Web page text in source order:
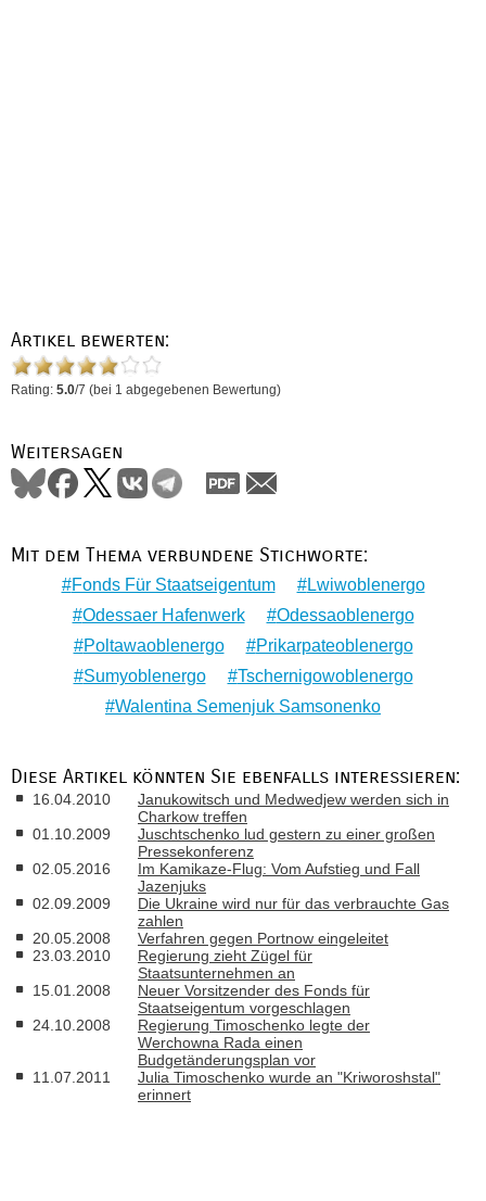
Artikel bewerten:
Rating: 5.0/7 (bei 1 abgegebenen Bewertung)
Weitersagen
Mit dem Thema verbundene Stichworte:
Fonds Für Staatseigentum
Lwiwoblenergo
Odessaer Hafenwerk
Odessaoblenergo
Poltawaoblenergo
Prikarpateoblenergo
Sumyoblenergo
Tschernigowoblenergo
Walentina Semenjuk Samsonenko
Diese Artikel könnten Sie ebenfalls interessieren:
16.04.2010
Janukowitsch und Medwedjew werden sich in
Charkow treffen
01.10.2009
Juschtschenko lud gestern zu einer großen
Pressekonferenz
02.05.2016
Im Kamikaze-Flug: Vom Aufstieg und Fall
Jazenjuks
02.09.2009
Die Ukraine wird nur für das verbrauchte Gas
zahlen
20.05.2008
Verfahren gegen Portnow eingeleitet
23.03.2010
Regierung zieht Zügel für
Staatsunternehmen an
15.01.2008
Neuer Vorsitzender des Fonds für
Staatseigentum vorgeschlagen
24.10.2008
Regierung Timoschenko legte der
Werchowna Rada einen
Budgetänderungsplan vor
11.07.2011
Julia Timoschenko wurde an "Kriworoshstal"
erinnert